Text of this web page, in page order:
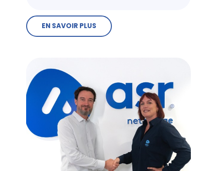
EN SAVOIR PLUS